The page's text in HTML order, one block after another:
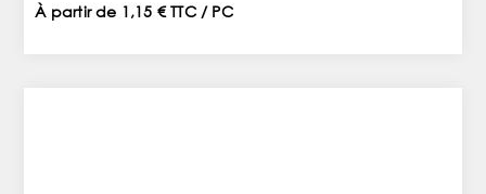
À partir de 1,15 € TTC / PC